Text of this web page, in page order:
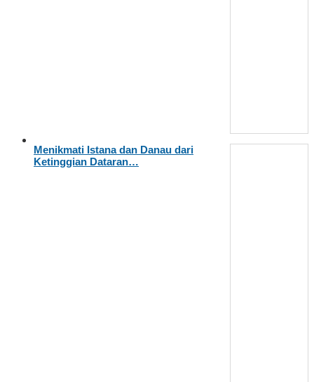
Menikmati Istana dan Danau dari
Ketinggian Dataran…